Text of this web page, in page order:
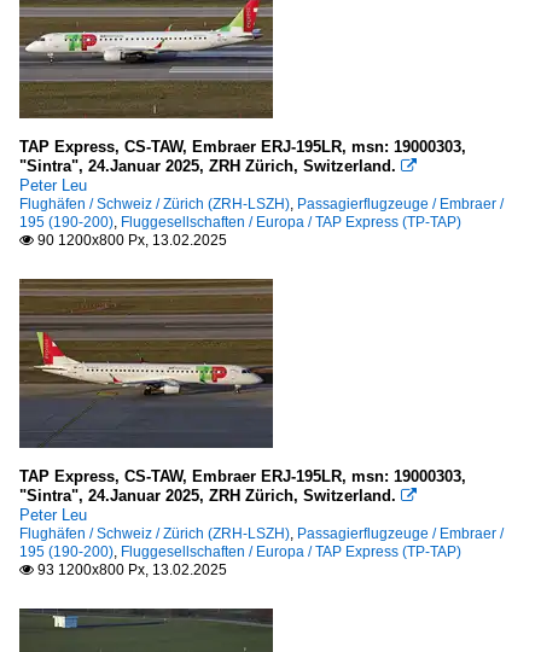
TAP Express, CS-TAW, Embraer ERJ-195LR, msn: 19000303,
"Sintra", 24.Januar 2025, ZRH Zürich, Switzerland. 
Peter Leu
Flughäfen / Schweiz / Zürich (ZRH-LSZH), Passagierflugzeuge / Embraer /
195 (190-200), Fluggesellschaften / Europa / TAP Express (TP-TAP)
 90 1200x800 Px, 13.02.2025
TAP Express, CS-TAW, Embraer ERJ-195LR, msn: 19000303,
"Sintra", 24.Januar 2025, ZRH Zürich, Switzerland. 
Peter Leu
Flughäfen / Schweiz / Zürich (ZRH-LSZH), Passagierflugzeuge / Embraer /
195 (190-200), Fluggesellschaften / Europa / TAP Express (TP-TAP)
 93 1200x800 Px, 13.02.2025